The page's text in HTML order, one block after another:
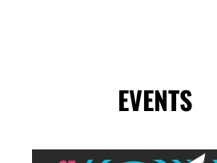
EVENTS